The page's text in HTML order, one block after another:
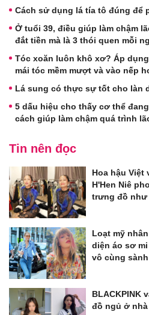
Cách sử dụng lá tía tô đúng để
Ở tuổi 39, điều giúp làm chậm
đắt tiền mà là 3 thói quen mỗi
Tóc xoăn luôn khô xơ? Áp
mái tóc mềm mượt và vào nếp
Lá sung có thực sự tốt cho làn
5 dấu hiệu cho thấy cơ thể
cách giúp làm chậm quá trình
Tin nên đọc
Hoa hậu Việt
H'Hen Niê
trưng đồ như
Loạt mỹ
diện áo sơ
vô cùng
BLACKPINK
đồ ngủ ở